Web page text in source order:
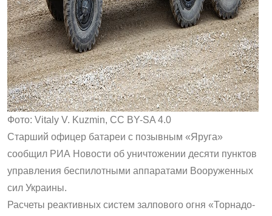
Фото: Vitaly V. Kuzmin, CC BY-SA 4.0
Старший офицер батареи с позывным «Яруга»
сообщил РИА Новости об уничтожении десяти пунктов
управления беспилотными аппаратами Вооруженных
сил Украины.
Расчеты реактивных систем залпового огня «Торнадо-